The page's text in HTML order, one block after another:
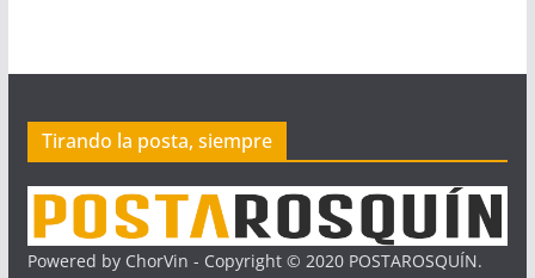
Tirando la posta, siempre
Powered by ChorVin - Copyright © 2020 POSTAROSQUÍN.